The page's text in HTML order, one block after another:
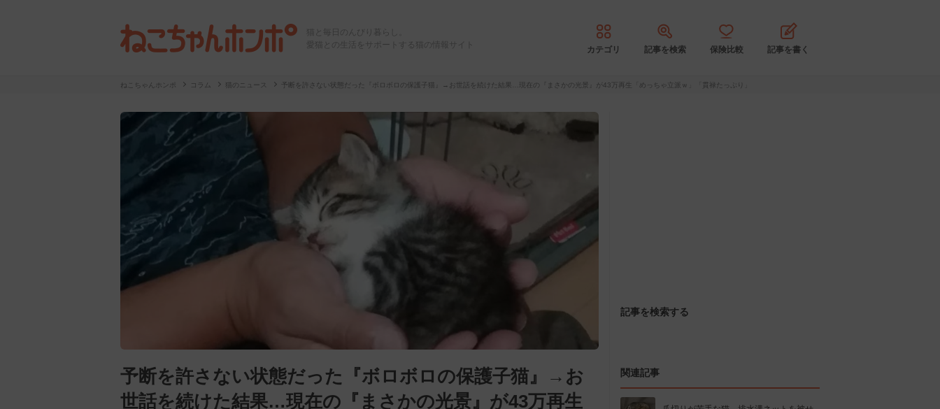
猫と毎日のんびり暮らし。
愛猫との生活をサポートする猫の情報サイト
カテゴリ 記事を検索 保険比較 記事を書く
ねこちゃんホンポ コラム 猫のニュース 予断を許さない状態だった『ボロボロの保護子猫』→お世話を続けた結果…現在の『まさかの光景』が43万再生「めっちゃ立派ｗ」「貫禄たっぷり」
予断を許さない状態だった『ボロボロの保護子猫』→お
世話を続けた結果…現在の『まさかの光景』が43万再生
記事を検索する
関連記事